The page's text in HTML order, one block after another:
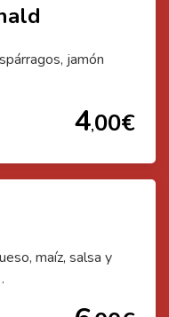
jamón
4,00€
maíz, salsa y